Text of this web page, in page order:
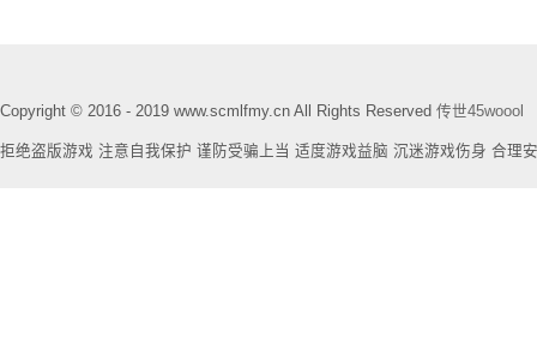
Copyright © 2016 - 2019 www.scmlfmy.cn All Rights Reserved 传世45woool
拒绝盗版游戏 注意自我保护 谨防受骗上当 适度游戏益脑 沉迷游戏伤身 合理